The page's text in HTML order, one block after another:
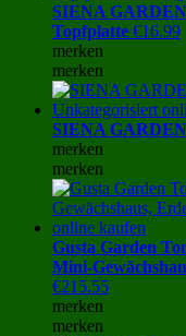
SIENA
Topfplatte €16.99
merken
merken
SIENA GARDEN
merken
merken
Gusta Garden
Mini-
€215.55
merken
merken